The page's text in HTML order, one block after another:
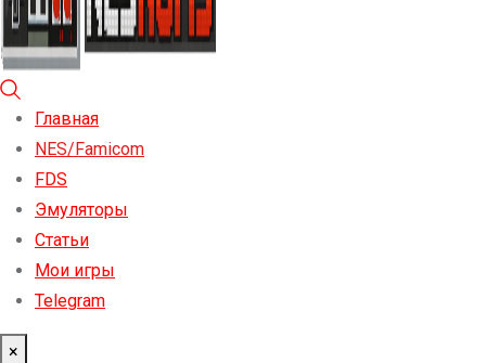
Главная
NES/Famicom
FDS
Эмуляторы
Статьи
Мои игры
Telegram
×